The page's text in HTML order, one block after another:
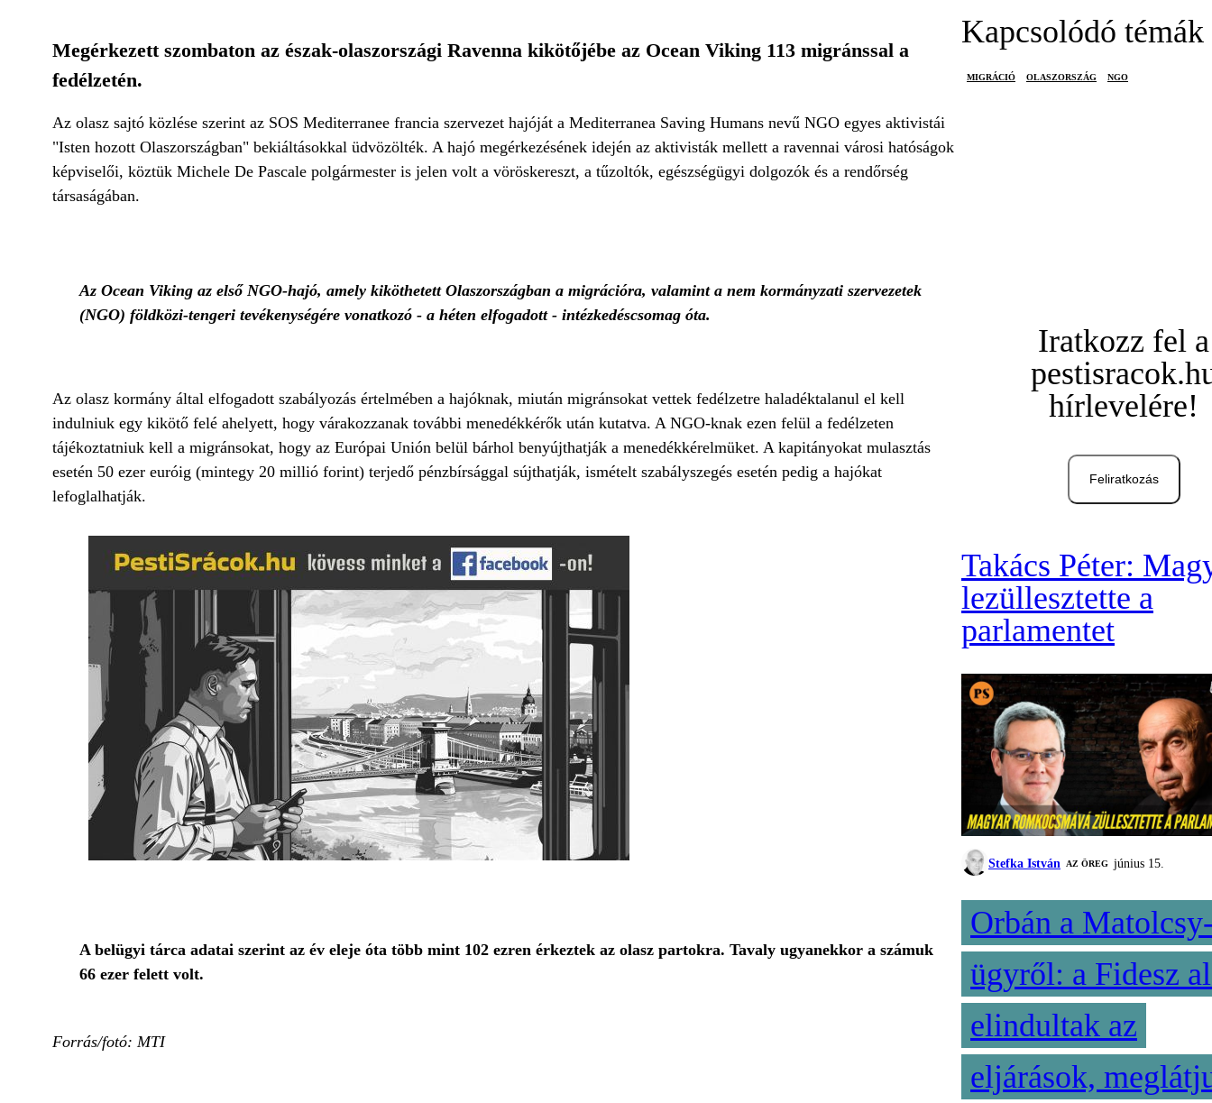
Megérkezett szombaton az észak-olaszországi Ravenna kikötőjébe az Ocean Viking 113 migránssal a
fedélzetén.
Az olasz sajtó közlése szerint az SOS Mediterranee francia szervezet hajóját a Mediterranea Saving Humans nevű NGO egyes aktivistái
"Isten hozott Olaszországban" bekiáltásokkal üdvözölték. A hajó megérkezésének idején az aktivisták mellett a ravennai városi hatóságok
képviselői, köztük Michele De Pascale polgármester is jelen volt a vöröskereszt, a tűzoltók, egészségügyi dolgozók és a rendőrség
társaságában.
Az Ocean Viking az első NGO-hajó, amely kiköthetett Olaszországban a migrációra, valamint a nem kormányzati szervezetek
(NGO) földközi-tengeri tevékenységére vonatkozó - a héten elfogadott - intézkedéscsomag óta.
Az olasz kormány által elfogadott szabályozás értelmében a hajóknak, miután migránsokat vettek fedélzetre haladéktalanul el kell
indulniuk egy kikötő felé ahelyett, hogy várakozzanak további menedékkérők után kutatva. A NGO-knak ezen felül a fedélzeten
tájékoztatniuk kell a migránsokat, hogy az Európai Unión belül bárhol benyújthatják a menedékkérelmüket. A kapitányokat mulasztás
esetén 50 ezer euróig (mintegy 20 millió forint) terjedő pénzbírsággal sújthatják, ismételt szabályszegés esetén pedig a hajókat
lefoglalhatják.
A belügyi tárca adatai szerint az év eleje óta több mint 102 ezren érkeztek az olasz partokra. Tavaly ugyanekkor a számuk
66 ezer felett volt.
Forrás/fotó: MTI
Kapcsolódó témák
MIGRÁCIÓ OLASZORSZÁG NGO
Iratkozz fel a
hírlevelére!
Feliratkozás
Takács Péter:
lezüllesztette a
parlamentet
Stefka István AZ ÖREG június 15.
Orbán a
ügyről: a Fidesz
elindultak az
eljárások,